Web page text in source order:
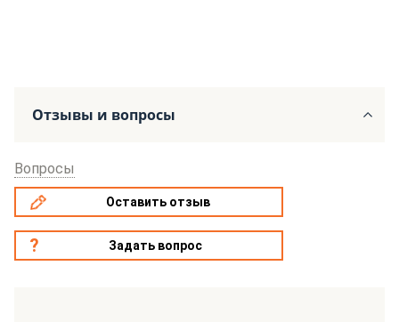
Отзывы и вопросы
Вопросы
Оставить отзыв
Задать вопрос